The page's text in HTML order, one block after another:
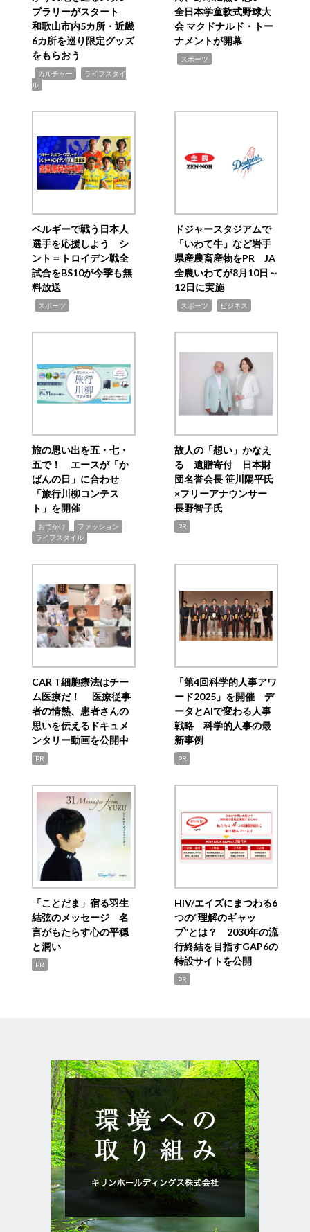
プラリーがスタート
和歌山市内5カ所・近畿
6カ所を巡り限定グッズ
をもらおう
カルチャー
ライフスタイ
ル
全日本学童軟式野球大
会 マクドナルド・トー
ナメントが開幕
スポーツ
ベルギーで戦う日本人
選手を応援しよう シ
ント＝トロイデン戦全
試合をBS10が今季も無
料放送
スポーツ
ドジャースタジアムで
「いわて牛」など岩手
県産農畜産物をPR JA
全農いわてが8月10日～
12日に実施
スポーツ ビジネス
旅の思い出を五・七・
五で！ エースが「か
ばんの日」に合わせ
「旅行川柳コンテス
ト」を開催
おでかけ ファッション
ライフスタイル
故人の「想い」かなえ
る 遺贈寄付 日本財
団名誉会長 笹川陽平氏
×フリーアナウンサー
長野智子氏
PR
CAR T細胞療法はチー
ム医療だ！ 医療従事
者の情熱、患者さんの
思いを伝えるドキュメ
ンタリー動画を公開中
PR
「第4回科学的人事アワ
ード2025」を開催 デ
ータとAIで変わる人事
戦略 科学的人事の最
新事例
PR
「ことだま」宿る羽生
結弦のメッセージ 名
言がもたらす心の平穏
と潤い
PR
HIV/エイズにまつわる6
つの“理解のギャッ
プ”とは？ 2030年の流
行終結を目指すGAP6の
特設サイトを公開
PR